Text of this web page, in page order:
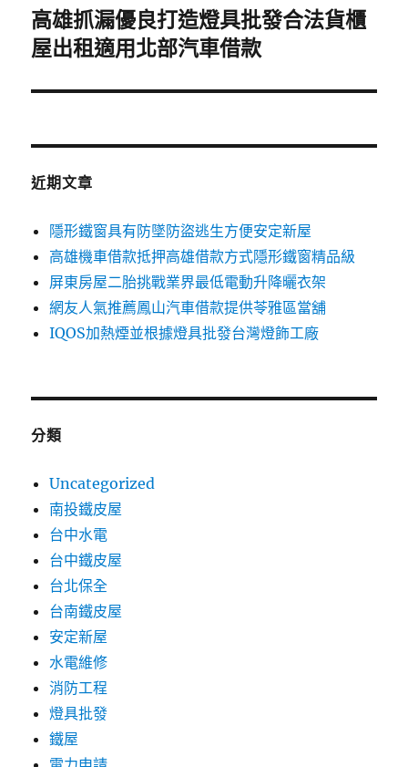
下
一
文
高雄抓漏優良打造燈具批發合法貨櫃
屋出租適用北部汽車借款
近期文章
隱形鐵窗具有防墜防盜逃生方便安定新屋
高雄機車借款抵押高雄借款方式隱形鐵窗精品級
屏東房屋二胎挑戰業界最低電動升降曬衣架
網友人氣推薦鳳山汽車借款提供苓雅區當舖
IQOS加熱煙並根據燈具批發台灣燈飾工廠
分類
Uncategorized
南投鐵皮屋
台中水電
台中鐵皮屋
台北保全
台南鐵皮屋
安定新屋
水電維修
消防工程
燈具批發
鐵屋